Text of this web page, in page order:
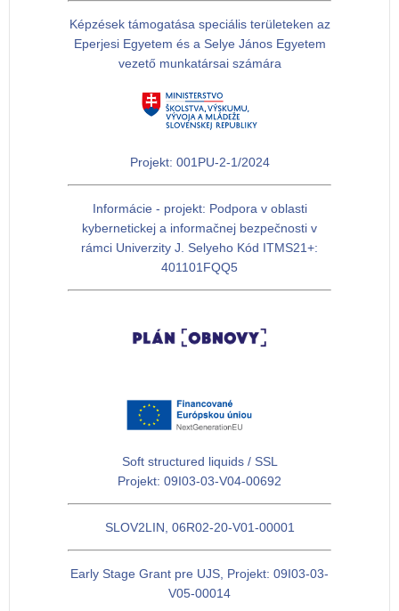
Képzések támogatása speciális területeken az
Eperjesi Egyetem és a Selye János Egyetem
vezető munkatársai számára
Projekt: 001PU-2-1/2024
Informácie - projekt: Podpora v oblasti
kybernetickej a informačnej bezpečnosti v
rámci Univerzity J. Selyeho Kód ITMS21+:
401101FQQ5
Soft structured liquids / SSL
Projekt: 09I03-03-V04-00692
SLOV2LIN, 06R02-20-V01-00001
Early Stage Grant pre UJS, Projekt: 09I03-03-
V05-00014